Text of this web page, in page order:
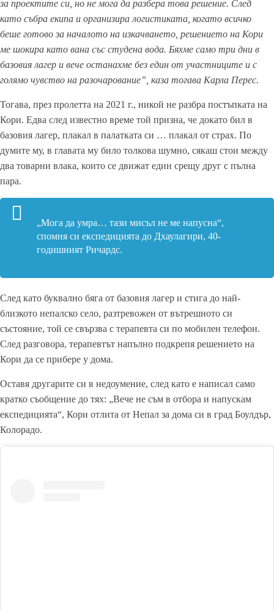
за проектите си, но не мога да разбера това решение. След
като събра екипа и организира логистиката, когато всичко
беше готово за началото на изкачването, решението на Кори
ме шокира като вана със студена вода. Бяхме само три дни в
базовия лагер и вече останахме без един от участниците и с
голямо чувство на разочарование”, каза тогава Карла Перес.
Тогава, през пролетта на 2021 г., никой не разбра постъпката на
Кори. Едва след известно време той призна, че докато бил в
базовия лагер, плакал в палатката си … плакал от страх. По
думите му, в главата му било толкова шумно, сякаш стои между
два товарни влака, които се движат един срещу друг с пълна
пара.
„Мога да умра… тази мисъл не ме напусна“,
спомня си експедицията до Дхаулагири, 40-
годишният Ричардс.
След като буквално бяга от базовия лагер и стига до най-
близкото непалско село, разтревожен от вътрешното си
състояние, той се свързва с терапевта си по мобилен телефон.
След разговора, терапевтът напълно подкрепя решението на
Кори да се прибере у дома.
Оставя другарите си в недоумение, след като е написал само
кратко съобщение до тях: „Вече не съм в отбора и напускам
експедицията“, Кори отлита от Непал за дома си в град Боулдър,
Колорадо.